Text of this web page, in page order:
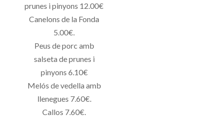
prunes i pinyons 12.00€
Canelons de la Fonda
5.00€.
Peus de porc amb
salseta de prunes i
pinyons 6.10€
Melós de vedella amb
llenegues 7.60€.
Callos 7.60€.